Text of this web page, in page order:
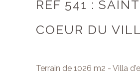
REF 541 :
COEUR DU
Terrain de 1026 m2 - Villa